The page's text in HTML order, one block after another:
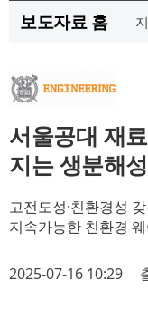
보도자료 홈
서울공대 재
지는 생분해
고전도성·친환경성
지속가능한 친환경
2025-07-16 10:29